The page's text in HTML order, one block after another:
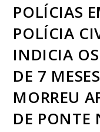
POLÍCIAS
POLÍCIA
INDICIA
DE 7
MORREU
DE PONTE